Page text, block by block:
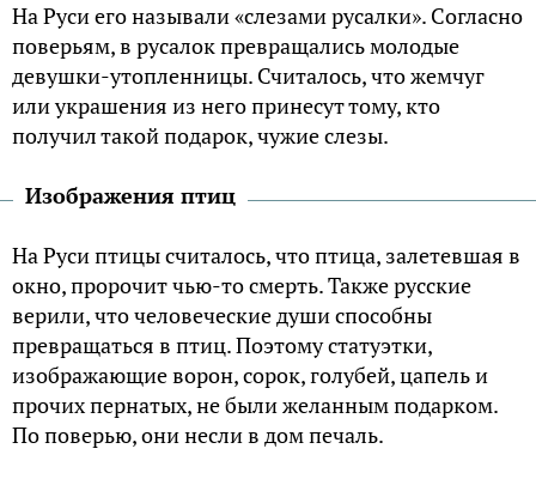
На Руси его называли «слезами русалки». Согласно
поверьям, в русалок превращались молодые
девушки-утопленницы. Считалось, что жемчуг
или украшения из него принесут тому, кто
получил такой подарок, чужие слезы.
Изображения птиц
На Руси птицы считалось, что птица, залетевшая в
окно, пророчит чью-то смерть. Также русские
верили, что человеческие души способны
превращаться в птиц. Поэтому статуэтки,
изображающие ворон, сорок, голубей, цапель и
прочих пернатых, не были желанным подарком.
По поверью, они несли в дом печаль.